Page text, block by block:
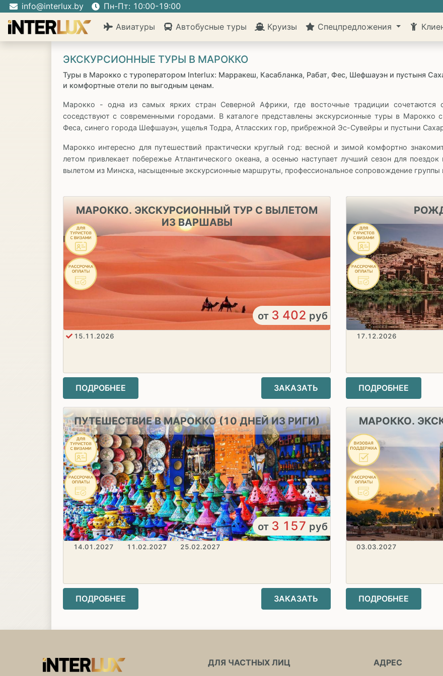
info@interlux.by Пн-Пт: 10:00-19:00
Авиатуры Автобусные туры Круизы Спецпредложения
ЭКСКУРСИОННЫЕ ТУРЫ В МАРОККО
Туры в Марокко с туроператором Interlux: Марракеш, Касабланка, Рабат, Фес, Шефшауэн и пустыня
и комфортные отели по выгодным ценам.
Марокко - одна из самых ярких стран Северной Африки, где восточные традиции сочетаются
соседствуют с современными городами. В каталоге представлены экскурсионные туры в Марокко
Феса, синего города Шефшауэн, ущелья Тодра, Атласских гор, прибрежной Эс-Сувейры и пустыни
Марокко интересно для путешествий практически круглый год: весной и зимой комфортно
летом привлекает побережье Атлантического океана, а осенью наступает лучший сезон для
вылетом из Минска, насыщенные экскурсионные маршруты, профессиональное сопровождение
МАРОККО. ЭКСКУРСИОННЫЙ ТУР С ВЫЛЕТОМ
ИЗ ВАРШАВЫ
от 3 402 руб
15.11.2026
ПОДРОБНЕЕ ЗАКАЗАТЬ
17.12.2026
ПОДРОБНЕЕ
ПУТЕШЕСТВИЕ В МАРОККО (10 ДНЕЙ ИЗ РИГИ)
от 3 157 руб
14.01.2027 11.02.2027 25.02.2027
ПОДРОБНЕЕ ЗАКАЗАТЬ
МАРОККО.
03.03.2027
ПОДРОБНЕЕ
ДЛЯ ЧАСТНЫХ ЛИЦ АДРЕС